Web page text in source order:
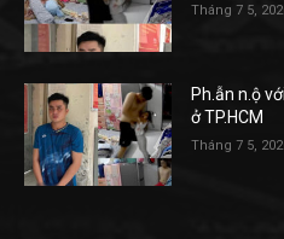
Tháng 7 5,
Ph.ẫn n.ộ
ở TP.HCM
Tháng 7 5,